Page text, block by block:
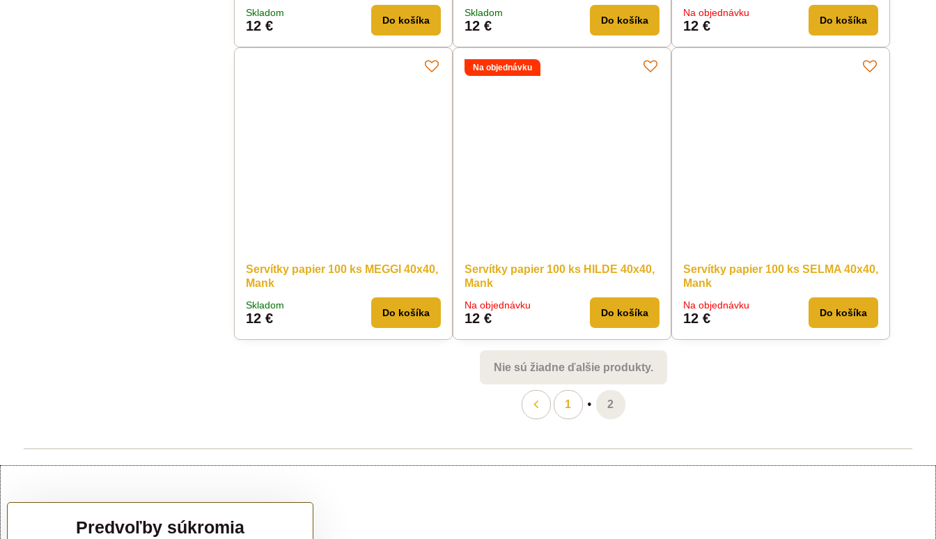
Skladom
12 € Do košíka
Skladom
12 € Do košíka
Na objednávku
12 € Do košíka
Servítky papier 100 ks MEGGI 40x40,
Mank
Skladom
12 € Do košíka
Na objednávku
Servítky papier 100 ks HILDE 40x40,
Mank
Na objednávku
12 € Do košíka
Servítky papier 100 ks SELMA 40x40,
Mank
Na objednávku
12 € Do košíka
Nie sú žiadne ďalšie produkty.
1 2
Predvoľby súkromia